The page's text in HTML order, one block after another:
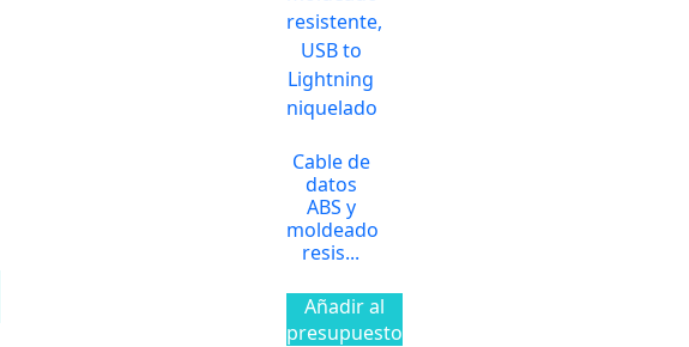
Cable de
datos
ABS y
moldeado
resis...
Añadir al
presupuesto